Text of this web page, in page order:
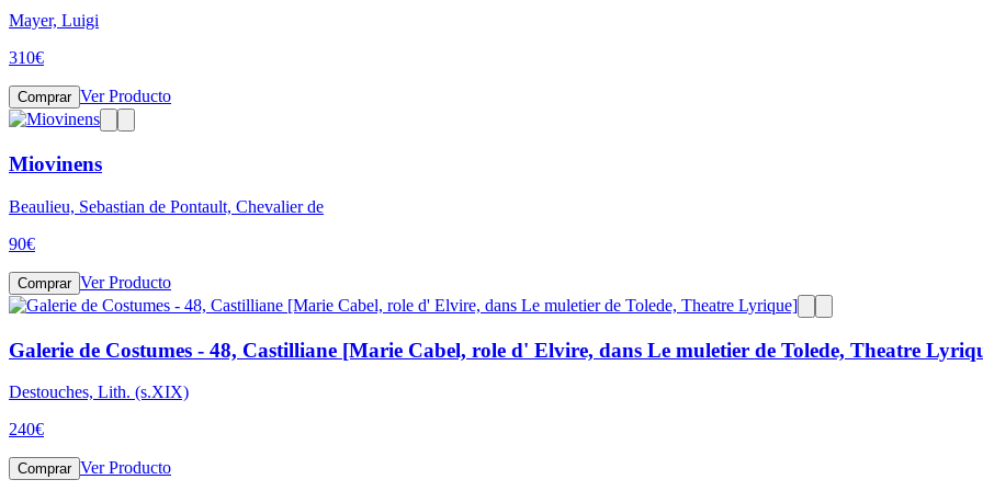
Mayer, Luigi
310€
Comprar Ver Producto
Miovinens
Beaulieu, Sebastian de Pontault, Chevalier de
90€
Comprar Ver Producto
Galerie de Costumes - 48, Castilliane [Marie Cabel, role d' Elvire, dans Le muletier de Tolede, Theatre
Destouches, Lith. (s.XIX)
240€
Comprar Ver Producto